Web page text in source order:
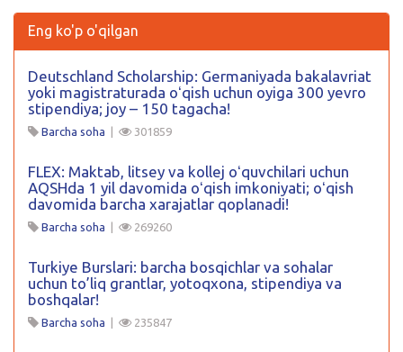
Eng ko'p o'qilgan
Deutschland Scholarship: Germaniyada bakalavriat
yoki magistraturada oʻqish uchun oyiga 300 yevro
stipendiya; joy – 150 tagacha!
Barcha soha | 301859
FLEX: Maktab, litsey va kollej oʻquvchilari uchun
AQSHda 1 yil davomida oʻqish imkoniyati; oʻqish
davomida barcha xarajatlar qoplanadi!
Barcha soha | 269260
Turkiye Burslari: barcha bosqichlar va sohalar
uchun to’liq grantlar, yotoqxona, stipendiya va
boshqalar!
Barcha soha | 235847